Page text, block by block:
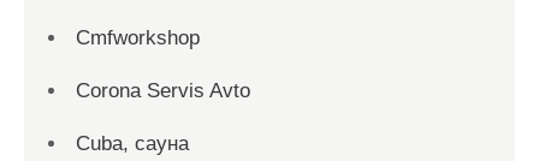
Cmfworkshop
Corona Servis Avto
Cuba, сауна